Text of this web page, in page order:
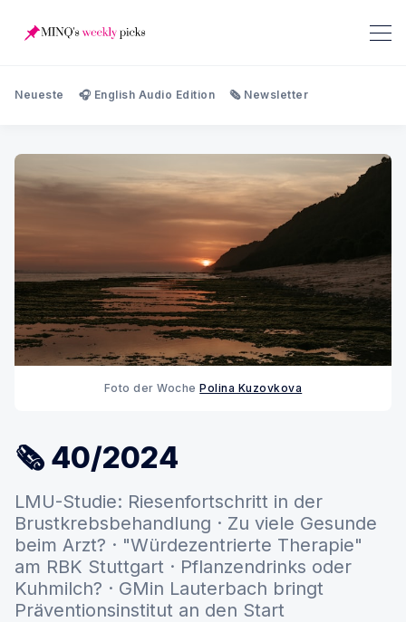
Neueste 🎧 English Audio Edition 🗞️ Newsletter
Foto der Woche Polina Kuzovkova
🗞 40/2024
LMU-Studie: Riesenfortschritt in der
Brustkrebsbehandlung · Zu viele Gesunde
beim Arzt? · "Würdezentrierte Therapie"
am RBK Stuttgart · Pflanzendrinks oder
Kuhmilch? · GMin Lauterbach bringt
Präventionsinstitut an den Start